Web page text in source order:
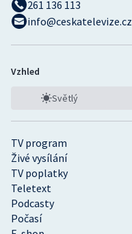
TV program
Živé vysílání
TV poplatky
Teletext
Podcasty
Počasí
261 136 113
info@ceskatelevize.cz
Vzhled
Světlý